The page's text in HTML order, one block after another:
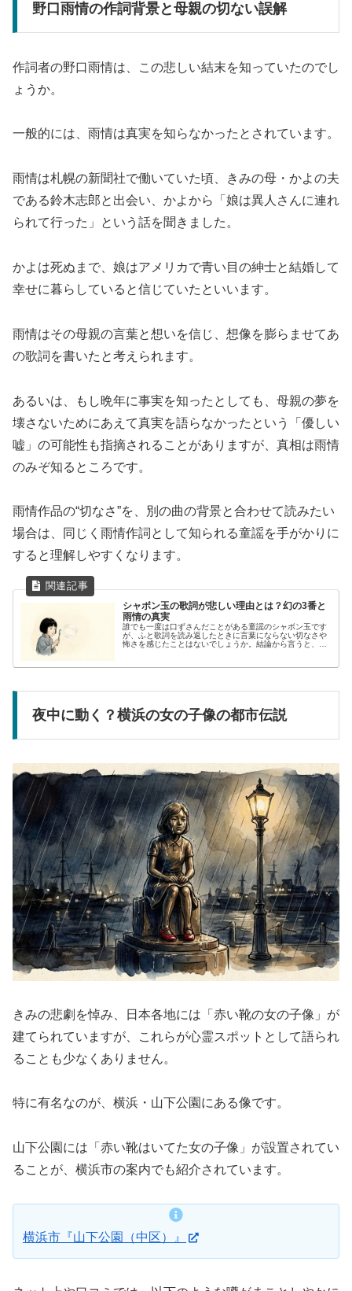
野口雨情の作詞背景と母親の切ない誤解
作詞者の野口雨情は、この悲しい結末を知っていたのでし
ょうか。
一般的には、雨情は真実を知らなかったとされています。
雨情は札幌の新聞社で働いていた頃、きみの母・かよの夫
である鈴木志郎と出会い、かよから「娘は異人さんに連れ
られて行った」という話を聞きました。
かよは死ぬまで、娘はアメリカで青い目の紳士と結婚して
幸せに暮らしていると信じていたといいます。
雨情はその母親の言葉と想いを信じ、想像を膨らませてあ
の歌詞を書いたと考えられます。
あるいは、もし晩年に事実を知ったとしても、母親の夢を
壊さないためにあえて真実を語らなかったという「優しい
嘘」の可能性も指摘されることがありますが、真相は雨情
のみぞ知るところです。
雨情作品の“切なさ”を、別の曲の背景と合わせて読みたい
場合は、同じく雨情作詞として知られる童謡を手がかりに
すると理解しやすくなります。
シャボン玉の歌詞が悲しい理由とは？幻の3番と
雨情の真実
誰でも一度は口ずさんだことがある童謡のシャボン玉です
が、ふと歌詞を読み返したときに言葉にならない切なさや
怖さを感じたことはないでしょうか。結論から言うと、
夜中に動く？横浜の女の子像の都市伝説
きみの悲劇を悼み、日本各地には「赤い靴の女の子像」が
建てられていますが、これらが心霊スポットとして語られ
ることも少なくありません。
特に有名なのが、横浜・山下公園にある像です。
山下公園には「赤い靴はいてた女の子像」が設置されてい
ることが、横浜市の案内でも紹介されています。
横浜市『山下公園（中区）』